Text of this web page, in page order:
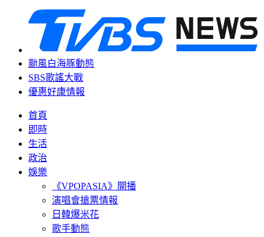
颱風白海豚動態
SBS歌謠大戰
優惠好康情報
首頁
即時
生活
政治
娛樂
《VPOPASIA》開播
演唱會搶票情報
日韓爆米花
歌手動態